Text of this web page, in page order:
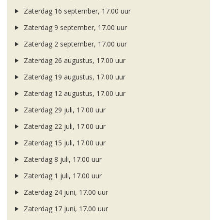
Zaterdag 16 september, 17.00 uur
Zaterdag 9 september, 17.00 uur
Zaterdag 2 september, 17.00 uur
Zaterdag 26 augustus, 17.00 uur
Zaterdag 19 augustus, 17.00 uur
Zaterdag 12 augustus, 17.00 uur
Zaterdag 29 juli, 17.00 uur
Zaterdag 22 juli, 17.00 uur
Zaterdag 15 juli, 17.00 uur
Zaterdag 8 juli, 17.00 uur
Zaterdag 1 juli, 17.00 uur
Zaterdag 24 juni, 17.00 uur
Zaterdag 17 juni, 17.00 uur